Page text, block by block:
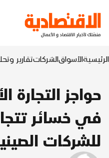
الرئيسيةالأسواقالشركاتتقارير
حواجز التجارة
في خسائر
للشركات